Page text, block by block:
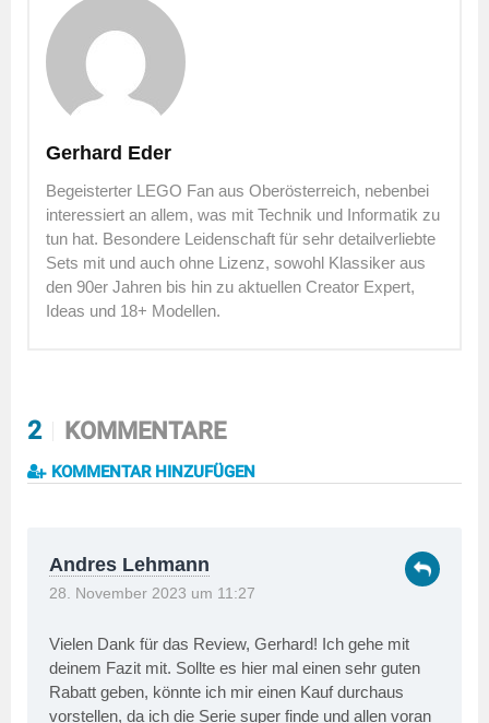
Gerhard Eder
Begeisterter LEGO Fan aus Oberösterreich, nebenbei
interessiert an allem, was mit Technik und Informatik zu
tun hat. Besondere Leidenschaft für sehr detailverliebte
Sets mit und auch ohne Lizenz, sowohl Klassiker aus
den 90er Jahren bis hin zu aktuellen Creator Expert,
Ideas und 18+ Modellen.
2 KOMMENTARE
KOMMENTAR HINZUFÜGEN
Andres Lehmann
28. November 2023 um 11:27
Vielen Dank für das Review, Gerhard! Ich gehe mit
deinem Fazit mit. Sollte es hier mal einen sehr guten
Rabatt geben, könnte ich mir einen Kauf durchaus
vorstellen, da ich die Serie super finde und allen voran